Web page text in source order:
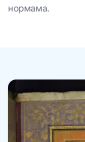
нормама.